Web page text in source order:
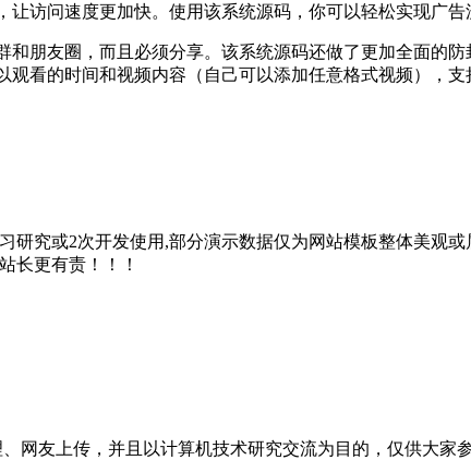
访问速度更加快。使用该系统源码，你可以轻松实现广告
朋友圈，而且必须分享。该系统源码还做了更加全面的
看的时间和视频内容（自己可以添加任意格式视频），
研究或2次开发使用,部分演示数据仅为网站模板整体美观
长更有责！！！
网友上传，并且以计算机技术研究交流为目的，仅供大